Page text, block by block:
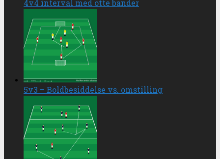
4v4 interval med otte bander
5v3 – Boldbesiddelse vs. omstilling